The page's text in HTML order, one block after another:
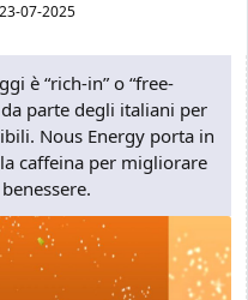
23-07-2025
è “rich-in” o “free-
parte degli italiani per
Nous Energy porta in
caffeina per migliorare